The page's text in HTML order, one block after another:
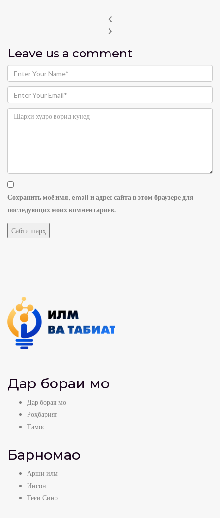
Leave us a comment
Сохранить моё имя, email и адрес сайта в этом браузере для
последующих моих комментариев.
Дар бораи мо
Дар бораи мо
Роҳбарият
Тамос
Барномаҳо
Арши илм
Инсон
Теғи Сино